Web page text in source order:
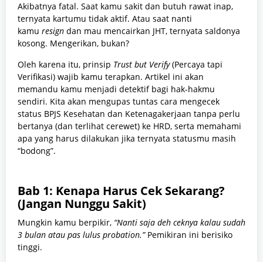
Akibatnya fatal. Saat kamu sakit dan butuh rawat inap,
ternyata kartumu tidak aktif. Atau saat nanti
kamu resign dan mau mencairkan JHT, ternyata saldonya
kosong. Mengerikan, bukan?
Oleh karena itu, prinsip Trust but Verify(Percaya tapi
Verifikasi) wajib kamu terapkan. Artikel ini akan
memandu kamu menjadi detektif bagi hak-hakmu
sendiri. Kita akan mengupas tuntas cara mengecek
status BPJS Kesehatan dan Ketenagakerjaan tanpa perlu
bertanya (dan terlihat cerewet) ke HRD, serta memahami
apa yang harus dilakukan jika ternyata statusmu masih
“bodong”.
Bab 1: Kenapa Harus Cek Sekarang?
(Jangan Nunggu Sakit)
Mungkin kamu berpikir, “Nanti saja deh ceknya kalau sudah
3 bulan atau pas lulus probation.”Pemikiran ini berisiko
tinggi.